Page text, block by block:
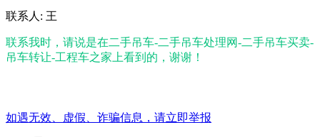
联系人: 王
联系我时，请说是在二手吊车-二手吊车处理网-二手吊车买卖-
吊车转让-工程车之家上看到的，谢谢！
如遇无效、虚假、诈骗信息，请立即举报